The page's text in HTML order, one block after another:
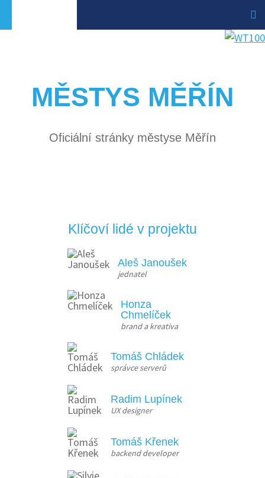
MĚSTYS MĚŘÍN
Oficiální stránky městyse Měřín
Klíčoví lidé v projektu
Aleš Janoušek
jednatel
Honza
Chmelíček
brand a kreativa
Tomáš Chládek
správce serverů
Radim Lupínek
UX designer
Tomáš Křenek
backend developer